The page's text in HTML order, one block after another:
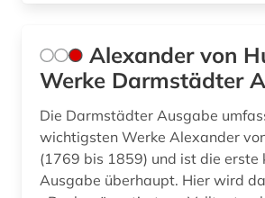
fotografie (7)
fotosammlung (1)
fragment (1)
Alexander von
Werke Darmstädter
Die Darmstädter Ausgabe
wichtigsten Werke Alexander
(1769 bis 1859) und ist die erste
Ausgabe überhaupt. Hier wird